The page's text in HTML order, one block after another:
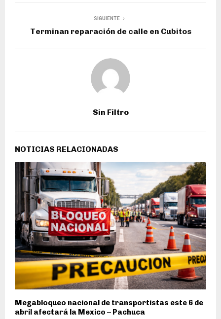
SIGUIENTE
Terminan reparación de calle en Cubitos
Sin Filtro
NOTICIAS RELACIONADAS
Megabloqueo nacional de transportistas este 6 de
abril afectará la Mexico – Pachuca